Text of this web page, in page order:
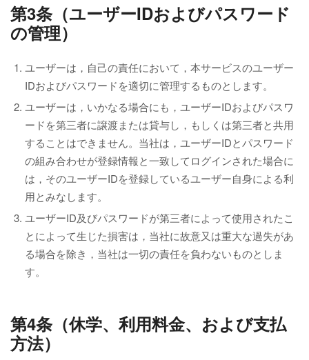
第3条（ユーザーIDおよびパスワード
の管理）
ユーザーは，自己の責任において，本サービスのユーザー
IDおよびパスワードを適切に管理するものとします。
ユーザーは，いかなる場合にも，ユーザーIDおよびパスワ
ードを第三者に譲渡または貸与し，もしくは第三者と共用
することはできません。当社は，ユーザーIDとパスワード
の組み合わせが登録情報と一致してログインされた場合に
は，そのユーザーIDを登録しているユーザー自身による利
用とみなします。
ユーザーID及びパスワードが第三者によって使用されたこ
とによって生じた損害は，当社に故意又は重大な過失があ
る場合を除き，当社は一切の責任を負わないものとしま
す。
第4条（休学、利用料金、および支払
方法）